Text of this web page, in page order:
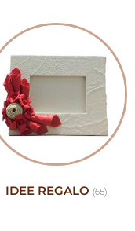
IDEE REGALO (65)